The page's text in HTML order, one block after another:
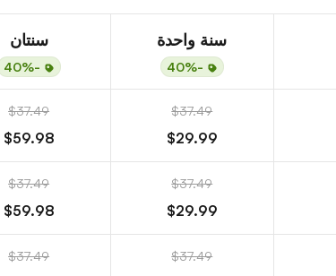
سنة واحدة
-40%
سنتان
-40%
$37.49
$29.99
$37.49
$59.98
$37.49
$29.99
$37.49
$59.98
$37.49
$37.49